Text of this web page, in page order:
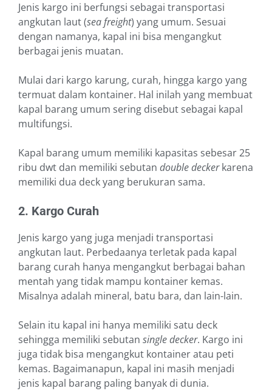
Jenis kargo ini berfungsi sebagai transportasi
angkutan laut (sea freight) yang umum. Sesuai
dengan namanya, kapal ini bisa mengangkut
berbagai jenis muatan.
Mulai dari kargo karung, curah, hingga kargo yang
termuat dalam kontainer. Hal inilah yang membuat
kapal barang umum sering disebut sebagai kapal
multifungsi.
Kapal barang umum memiliki kapasitas sebesar 25
ribu dwt dan memiliki sebutan double deckerkarena
memiliki dua deck yang berukuran sama.
2. Kargo Curah
Jenis kargo yang juga menjadi transportasi
angkutan laut. Perbedaanya terletak pada kapal
barang curah hanya mengangkut berbagai bahan
mentah yang tidak mampu kontainer kemas.
Misalnya adalah mineral, batu bara, dan lain-lain.
Selain itu kapal ini hanya memiliki satu deck
sehingga memiliki sebutan single decker. Kargo ini
juga tidak bisa mengangkut kontainer atau peti
kemas. Bagaimanapun, kapal ini masih menjadi
jenis kapal barang paling banyak di dunia.